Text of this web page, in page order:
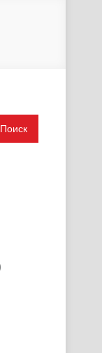
Поиск